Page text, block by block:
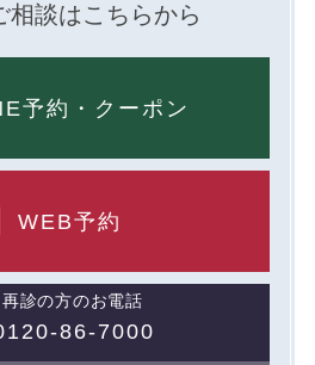
相談はこちらから
予約 ・クーポン
WEB予約
診の方のお電話
86-7000